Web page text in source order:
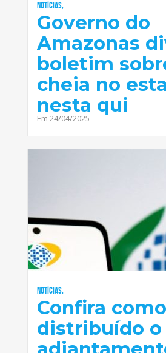
Notícias,
Governo do
Amazonas
boletim
cheia no
nesta qui
Em 24/04/2025
Notícias,
Confira
distribuído o